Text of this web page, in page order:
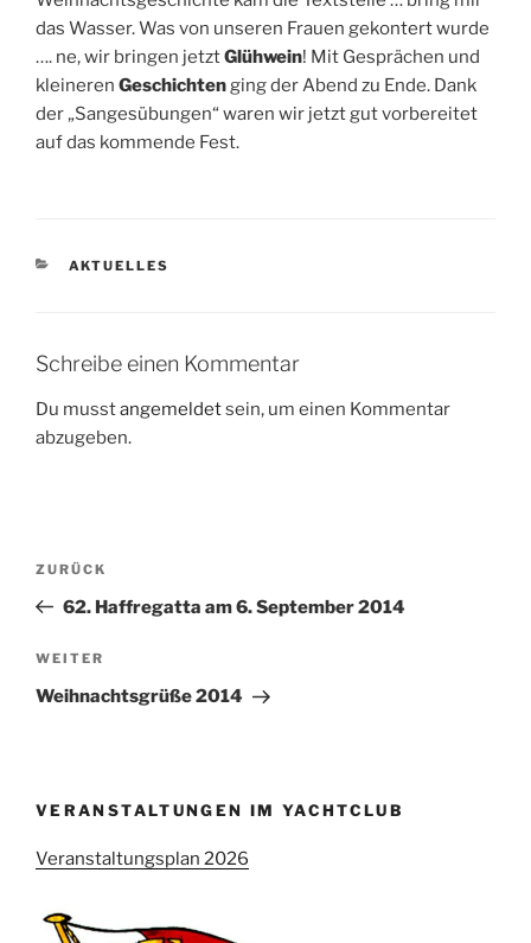
das Wasser. Was von unseren Frauen gekontert wurde
…. ne, wir bringen jetztGlühwein! Mit Gesprächen und
kleineren Geschichtenging der Abend zu Ende. Dank
der „Sangesübungen“ waren wir jetzt gut vorbereitet
auf das kommende Fest.
KATEGORIEN
AKTUELLES
Schreibe einen Kommentar
Du musstangemeldetsein, um einen Kommentar
abzugeben.
Beitragsnavigation
Vorheriger
Beitrag
ZURÜCK
62. Haffregatta am 6. September 2014
Nächster
Beitrag
WEITER
Weihnachtsgrüße 2014
VERANSTALTUNGEN IM YACHTCLUB
Veranstaltungsplan 2026